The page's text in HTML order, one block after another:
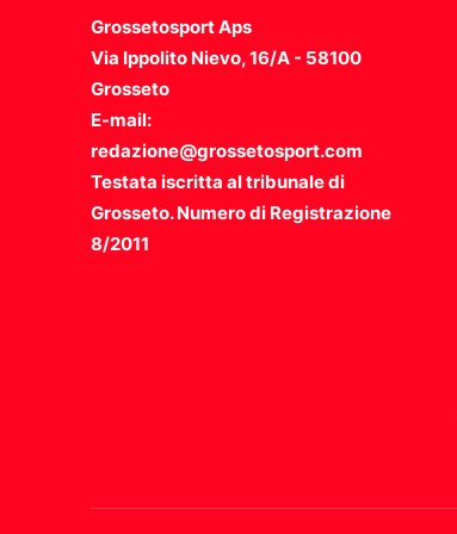
Grossetosport Aps
Via Ippolito Nievo, 16/A - 58100
Grosseto
E-mail:
redazione@grossetosport.com
Testata iscritta al tribunale di
Grosseto. Numero di Registrazione
8/2011